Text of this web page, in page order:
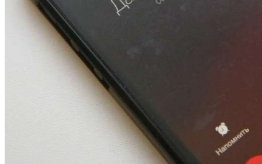
В Красноармейском районе Волгограда стартует
конкурс на ремонт моста через Волго‑Донской
судоходный канал
Фестиваль #ТриЧетыре в Волгограде пройдёт
11–13 сентября в рамках Года единства народов